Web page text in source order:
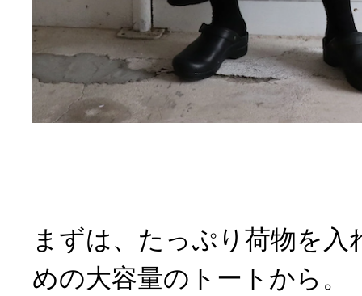
まずは、たっぷり荷物を
めの大容量のトートから。